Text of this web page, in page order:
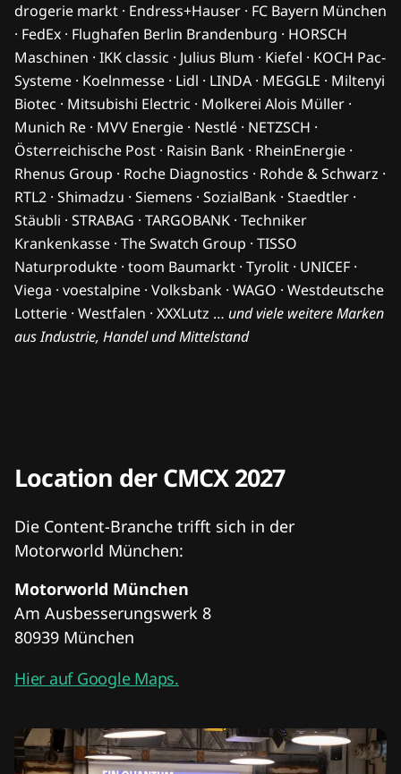
drogerie markt · Endress+Hauser · FC Bayern München
· FedEx · Flughafen Berlin Brandenburg · HORSCH
Maschinen · IKK classic · Julius Blum · Kiefel · KOCH Pac-
Systeme · Koelnmesse · Lidl · LINDA · MEGGLE · Miltenyi
Biotec · Mitsubishi Electric · Molkerei Alois Müller ·
Munich Re · MVV Energie · Nestlé · NETZSCH ·
Österreichische Post · Raisin Bank · RheinEnergie ·
Rhenus Group · Roche Diagnostics · Rohde & Schwarz ·
RTL2 · Shimadzu · Siemens · SozialBank · Staedtler ·
Stäubli · STRABAG · TARGOBANK · Techniker
Krankenkasse · The Swatch Group · TISSO
Naturprodukte · toom Baumarkt · Tyrolit · UNICEF ·
Viega · voestalpine · Volksbank · WAGO · Westdeutsche
Lotterie · Westfalen · XXXLutz … und viele weitere Marken
aus Industrie, Handel und Mittelstand
Location der CMCX 2027
Die Content-Branche trifft sich in der
Motorworld München:
Motorworld München
Am Ausbesserungswerk 8
80939 München
Hier auf Google Maps.